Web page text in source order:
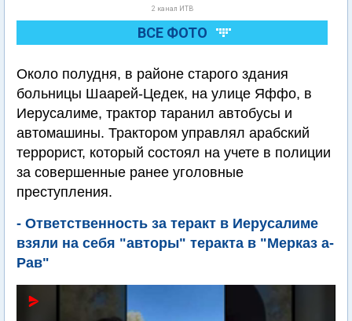
2 канал ИТВ
ВСЕ ФОТО
Около полудня, в районе старого здания
больницы Шаарей-Цедек, на улице Яффо, в
Иерусалиме, трактор таранил автобусы и
автомашины. Трактором управлял арабский
террорист, который состоял на учете в полиции
за совершенные ранее уголовные
преступления.
- Ответственность за теракт в Иерусалиме
взяли на себя "авторы" теракта в "Мерказ а-
Рав"